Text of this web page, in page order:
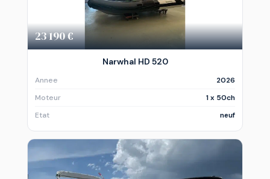
23 190 €
Narwhal HD 520
Annee
2026
Moteur
1 x 50ch
Etat
neuf